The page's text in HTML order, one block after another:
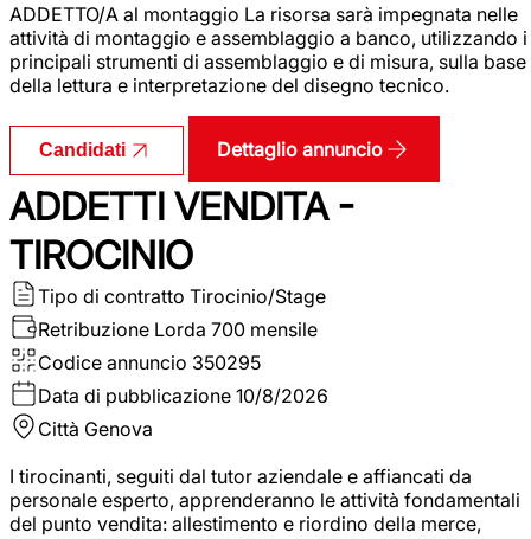
ADDETTO/A al montaggio La risorsa sarà impegnata nelle
attività di montaggio e assemblaggio a banco, utilizzando i
principali strumenti di assemblaggio e di misura, sulla base
della lettura e interpretazione del disegno tecnico.
Candidati Dettaglio annuncio
ADDETTI VENDITA -
TIROCINIO
Tipo di contratto Tirocinio/Stage
Retribuzione Lorda 700 mensile
Codice annuncio 350295
Data di pubblicazione 10/8/2026
Città Genova
I tirocinanti, seguiti dal tutor aziendale e affiancati da
personale esperto, apprenderanno le attività fondamentali
del punto vendita: allestimento e riordino della merce,